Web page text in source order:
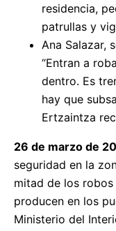
residencia,
patrullas y
Ana Salazar,
“Entran a
dentro. Es
hay que
Ertzaintza
26 de marzo de
seguridad en la
mitad de los
producen en los
Ministerio del